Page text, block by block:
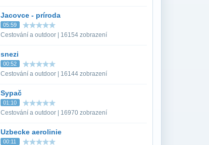
Jacovce - príroda
05:59
Cestování a outdoor | 16154 zobrazení
snezi
00:52
Cestování a outdoor | 16144 zobrazení
Sypač
01:10
Cestování a outdoor | 16970 zobrazení
Uzbecke aerolinie
00:11